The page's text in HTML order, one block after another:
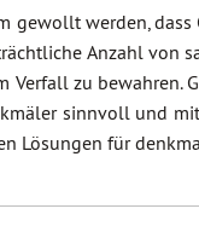
gewollt werden,
Anzahl von
Verfall zu bewahren.
sinnvoll und
Lösungen für